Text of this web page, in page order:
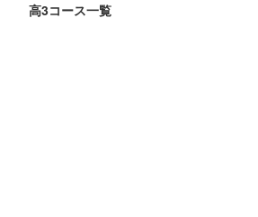
高3コース一覧